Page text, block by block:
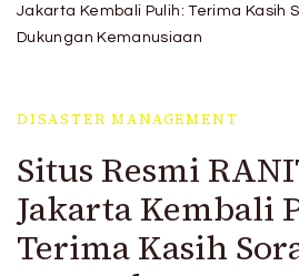
Hidayatullah Jakarta
Jakarta Kembali Pulih: Terima Kasih
Dukungan Kemanusiaan
DISASTER MANAGEMENT
Situs Resmi
Jakarta Kembali
Terima Kasih